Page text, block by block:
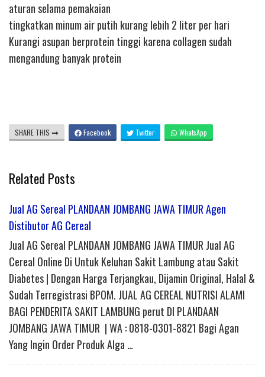
aturan selama pemakaian
tingkatkan minum air putih kurang lebih 2 liter per hari
Kurangi asupan berprotein tinggi karena collagen sudah
mengandung banyak protein
SHARE THIS Facebook Twitter WhatsApp
Related Posts
Jual AG Sereal PLANDAAN JOMBANG JAWA TIMUR Agen
Distibutor AG Cereal
Jual AG Sereal PLANDAAN JOMBANG JAWA TIMUR Jual AG
Cereal Online Di Untuk Keluhan Sakit Lambung atau Sakit
Diabetes | Dengan Harga Terjangkau, Dijamin Original, Halal &
Sudah Terregistrasi BPOM. JUAL AG CEREAL NUTRISI ALAMI
BAGI PENDERITA SAKIT LAMBUNG perut DI PLANDAAN
JOMBANG JAWA TIMUR | WA : 0818-0301-8821 Bagi Agan
Yang Ingin Order Produk Alga …